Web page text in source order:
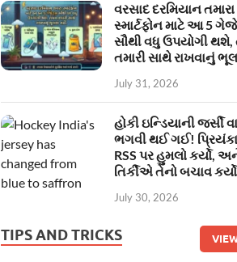
વરસાદ દરમિયાન તમારા
સ્માર્ટફોન માટે આ 5
સૌથી વધુ ઉપયોગી
તમારી સાથે રાખવાનું
July 31, 2026
હોકી ઇન્ડિયાની જર્સી
ભગવી થઈ ગઈ!
RSS પર હુમલો કર્યો,
તિર્કીએ તેનો બચાવ
July 30, 2026
TIPS AND TRICKS